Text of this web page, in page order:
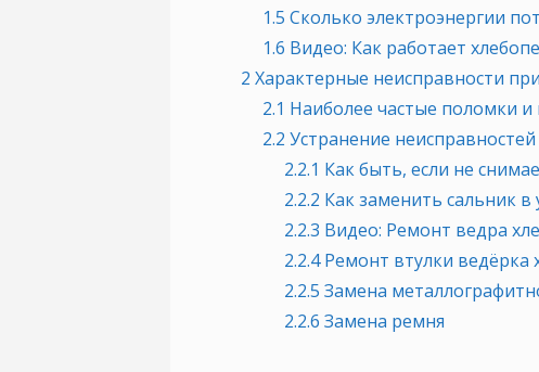
1.5 Сколько электроэнергии
1.6 Видео: Как работает
2 Характерные неисправности
2.1 Наиболее частые поломки
2.2 Устранение
2.2.1 Как быть, если не
2.2.2 Как заменить сальник
2.2.3 Видео: Ремонт ведра
2.2.4Ремонт втулки ведёрка
2.2.5 Замена
2.2.6 Замена ремня